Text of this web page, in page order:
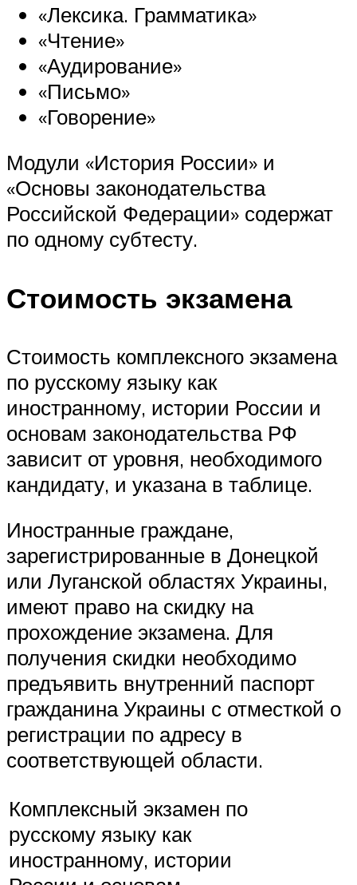
«Лексика. Грамматика»
«Чтение»
«Аудирование»
«Письмо»
«Говорение»
Модули «История России» и
«Основы законодательства
Российской Федерации» содержат
по одному субтесту.
Стоимость экзамена
Стоимость комплексного экзамена
по русскому языку как
иностранному, истории России и
основам законодательства РФ
зависит от уровня, необходимого
кандидату, и указана в таблице.
Иностранные граждане,
зарегистрированные в Донецкой
или Луганской областях Украины,
имеют право на скидку на
прохождение экзамена. Для
получения скидки необходимо
предъявить внутренний паспорт
гражданина Украины с отместкой о
регистрации по адресу в
соответствующей области.
Комплексный экзамен по
русскому языку как
иностранному, истории